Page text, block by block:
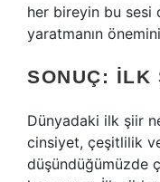
her bireyin bu sesi
yaratmanın
SONUÇ: İLK
Dünyadaki ilk şiir
cinsiyet, çeşitlilik
düşündüğümüzde